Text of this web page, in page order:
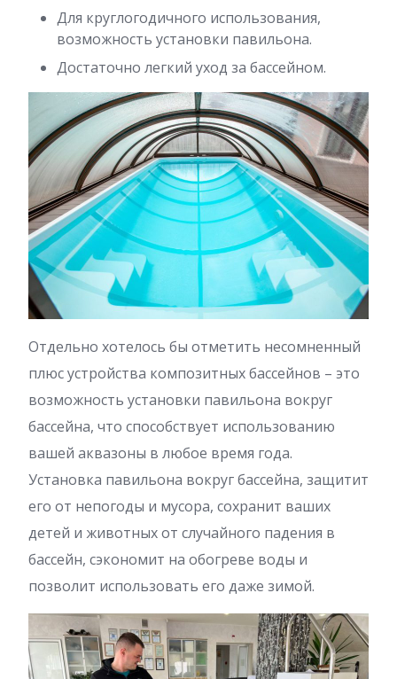
Для круглогодичного использования,
возможность установки павильона.
Достаточно легкий уход за бассейном.
Отдельно хотелось бы отметить несомненный
плюс устройства композитных бассейнов – это
возможность установки павильона вокруг
бассейна, что способствует использованию
вашей аквазоны в любое время года.
Установка павильона вокруг бассейна, защитит
его от непогоды и мусора, сохранит ваших
детей и животных от случайного падения в
бассейн, сэкономит на обогреве воды и
позволит использовать его даже зимой.